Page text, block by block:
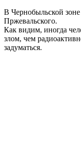
В Чернобыльской зоне
Пржевальского.
Как видим, иногда
злом, чем
задуматься.